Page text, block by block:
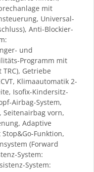
mit
Universal-
Anti-Blockier-
und
Programm mit
Getriebe
Klimaautomatik 2-
Isofix-Kindersitz-
Airbag-System,
Seitenairbag vorn,
Adaptive
Funktion,
(Forward
System:
System: